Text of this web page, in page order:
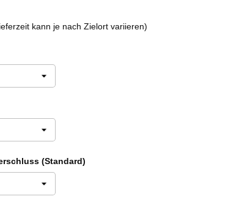
kann je nach Zielort variieren)
(Standard)